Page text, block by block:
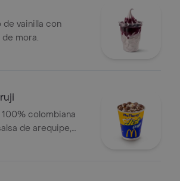
vainilla con
mora.
colombiana
de arequipe,
lunas de